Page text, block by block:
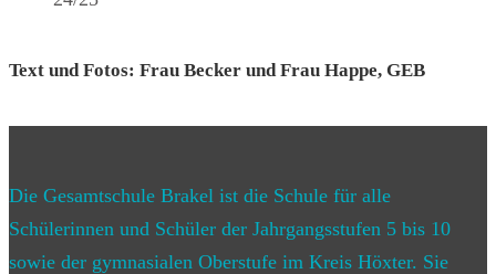
Text und Fotos: Frau Becker und Frau Happe, GEB
Die Gesamtschule Brakel ist die Schule für alle
Schülerinnen und Schüler der Jahrgangsstufen 5 bis 10
sowie der gymnasialen Oberstufe im Kreis Höxter. Sie